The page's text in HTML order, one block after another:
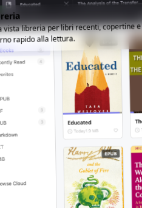
vista libreria per libri recenti, copertine e
rapido alla lettura.